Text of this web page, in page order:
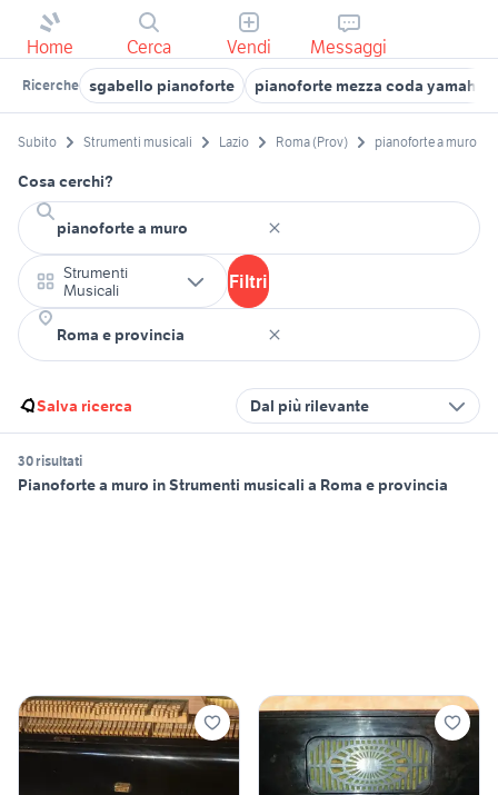
Home Cerca Vendi Messaggi
Ricerche sgabello pianoforte pianoforte mezza coda yamaha
Subito Strumenti musicali Lazio Roma (Prov) pianoforte a muro
Cosa cerchi?
Strumenti
Musicali
Filtri
Salva ricerca Dal più rilevante
30 risultati
Pianoforte a muro in Strumenti musicali a Roma e provincia